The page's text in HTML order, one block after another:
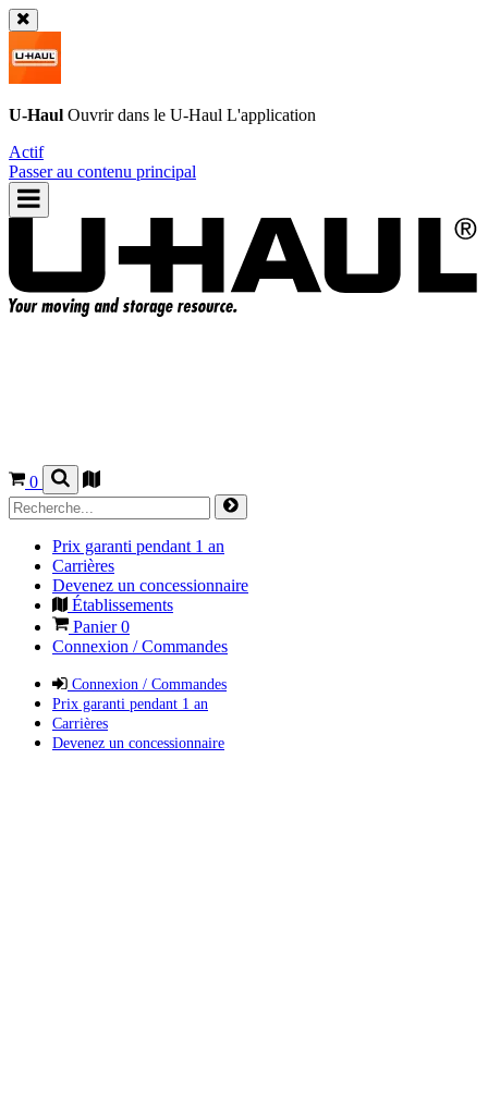
U-Haul Ouvrir dans le U-Haul L'application
Actif
Passer au contenu principal
0
Prix garanti pendant 1 an
Carrières
Devenez un concessionnaire
Établissements
Panier0
Connexion / Commandes
Connexion / Commandes
Prix garanti pendant 1 an
Carrières
Devenez un concessionnaire